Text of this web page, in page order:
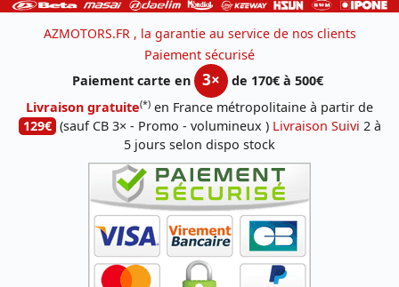
AZMOTORS.FR , la garantie au service de nos clients
Paiement sécurisé
Paiement carte en
3×
de 170€ à 500€
Livraison gratuite(*) en France métropolitaine à partir de
129€ (sauf CB 3× - Promo - volumineux ) Livraison Suivi 2 à
5 jours selon dispo stock